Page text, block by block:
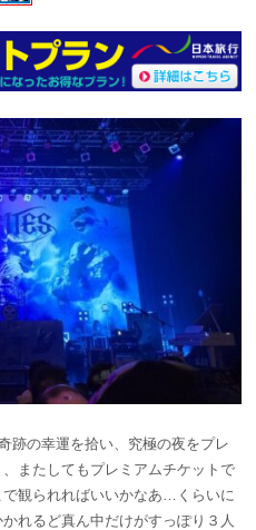
跡の幸運を拾い、究極の夜をプレ
またしてもプレミアムチケットで
観られればいいかなあ…くらいに
れるど真ん中だけがすっぽり３人